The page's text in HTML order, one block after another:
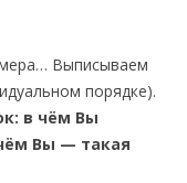
Выписываем
порядке).
в чём Вы
Вы — такая